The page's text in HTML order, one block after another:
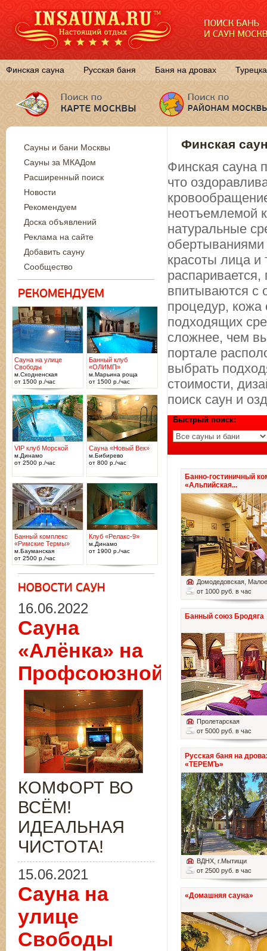
Финская сауна Русская баня Баня на дровах
Финская
Финская сауна
что
неотъемлемой
натуральные
красоты лица и
впитываются с
процедур, кожа
подходящих
сложнее, чем
портале
выбрать
стоимости,
поиск саун и
Быстрый поиск:
Банно-гостиничный
«Альпийская...
Домодедовская ,
от 1000 руб. в час
Банный союз Бродяга
Пролетарская
от 5000 руб. в час
Русская баня на
«ТЕРЕМЪ»
ВДНХ , г.Мытищи
от 2500 руб. в час
«Домашняя сауна»
Сауны и бани Москвы
Сауны за МКАДом
Расширенный поиск
Новости
Рекомендуем
Доска объявлений
Реклама на сайте
Добавить сауну
Сообщество
Сауна на улице
Свободы
м.Сходненская
от 1500 р./час
Банный клуб
«ОЛИМП»
м.Марьина роща
от 1500 р./час
VIP клуб Морской
м.Динамо
от 2500 р./час
Сауна «Новый Век»
м.Бибирево
от 800 р./час
Банный комплекс
«Римские Термы»
м.Бауманская
от 2500 р./час
Клуб «Релакс-9»
м.Динамо
от 1900 р./час
16.06.2022
Сауна
«Алёнка» на
Профсоюзной
КОМФОРТ ВО
ВСЁМ!
ИДЕАЛЬНАЯ
ЧИСТОТА!
15.06.2021
Сауна на
улице
Свободы